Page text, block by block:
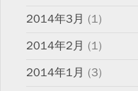
2014年3月 (1)
2014年2月 (1)
2014年1月 (3)